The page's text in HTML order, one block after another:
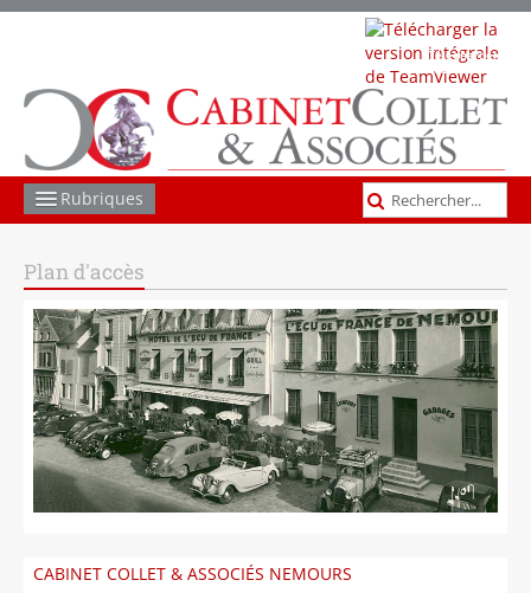
Télécharger
TeamViewer
Rubriques
SOCIAL
JURIDIQUE
FISCAL
LES AUTRES MISSIONS
ACTUS ET INFOS
Plan d'accès
CABINET COLLET & ASSOCIÉS NEMOURS